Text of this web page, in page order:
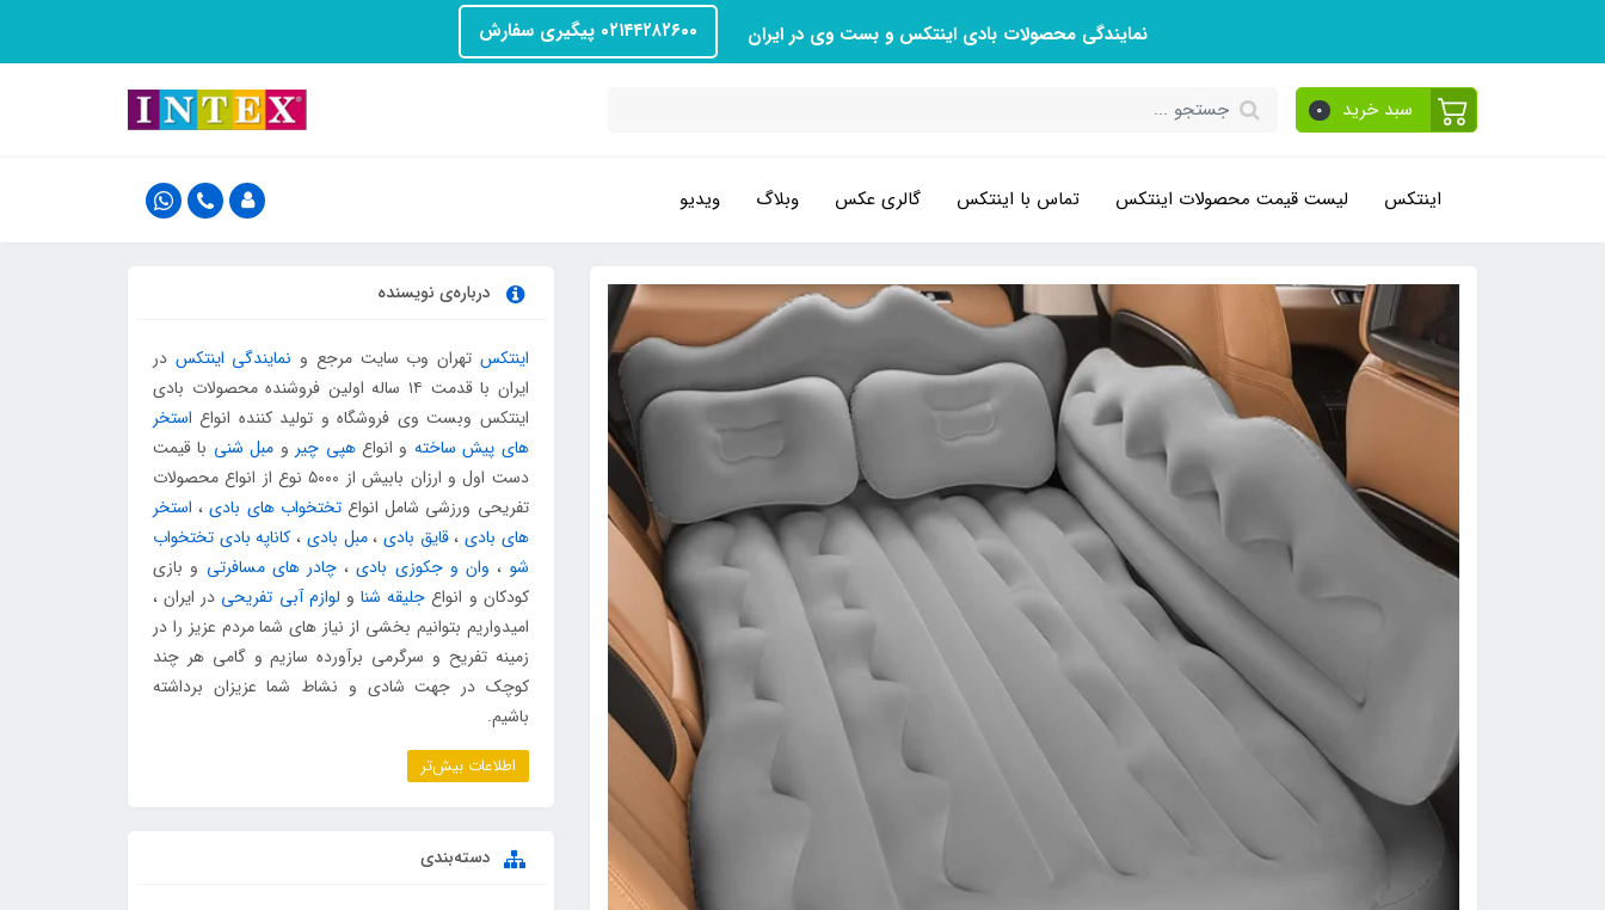
نمایندگی محصولات بادی اینتکس و بست وی در ایران ۰۲۱۴۴۲۸۲۶۰۰ پیگیری سفارش
سبد خرید 0
اینتکس لیست قیمت محصولات اینتکس تماس با اینتکس گالری عکس وبلاگ ویدیو
درباره‌ی نویسنده
اینتکس تهران وب سایت مرجع و نمایندگی اینتکس در
ایران با قدمت ۱۴ ساله اولین فروشنده محصولات بادی
اینتکس وبست وی فروشگاه و تولید کننده انواع استخر
های پیش ساخته و انواعهپی چیر و مبل شنی با قیمت
دست اول و ارزان بابیش از ۵۰۰۰ نوع از انواع محصولات
تفریحی ورزشی شامل انواعتختخواب های بادی، استخر
های بادی،قایق بادی ،مبل بادی ، کاناپه بادی تختخواب
شو ، وان و جکوزی بادی،چادر های مسافرتی و بازی
کودکان و انواع جلیقه شناو لوازم آبی تفریحی در ایران ،
امیدواریم بتوانیم بخشی از نیاز های شما مردم عزیز را در
زمینه تفریح و سرگرمی برآورده سازیم و گامی هر چند
کوچک در جهت شادی و نشاط شما عزیزان برداشته
باشیم.
اطلاعات بیش‌تر
دسته‌بندی